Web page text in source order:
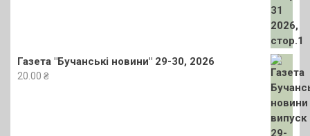
Газета "Бучанські новини" 29-30, 2026
20.00 ₴